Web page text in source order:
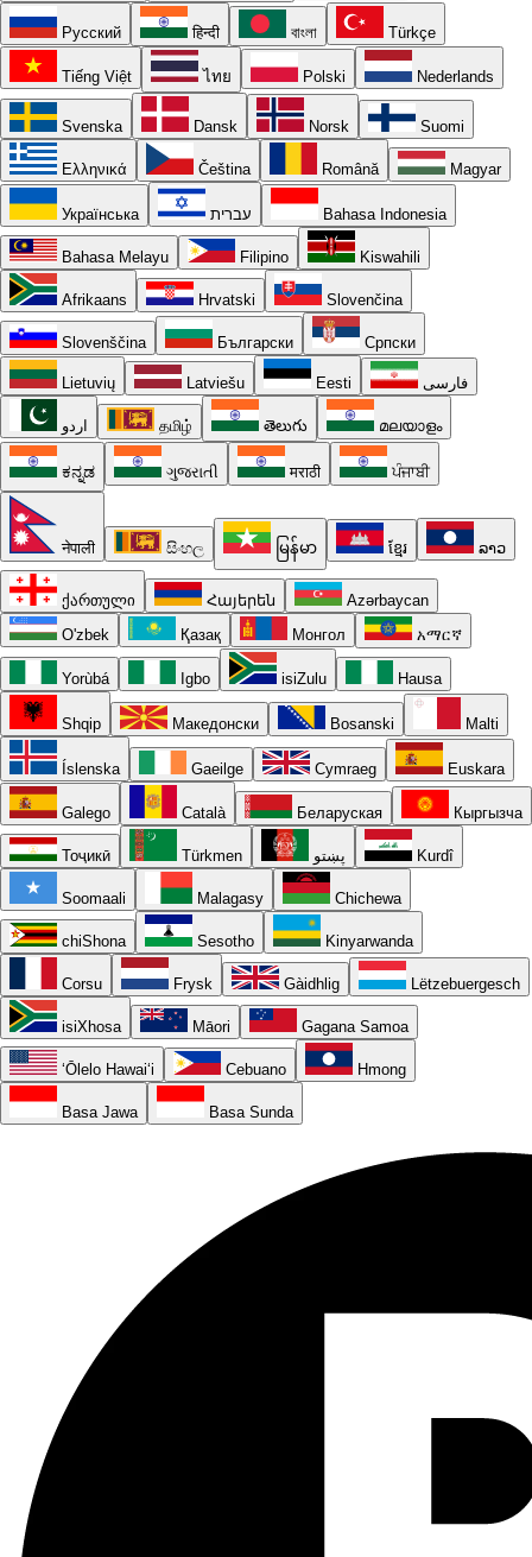
Русский हिन्दी বাংলা Türkçe
Tiếng Việt ไทย Polski Nederlands
Svenska Dansk Norsk Suomi
Ελληνικά Čeština Română Magyar
Українська עברית Bahasa Indonesia
Bahasa Melayu Filipino Kiswahili
Afrikaans Hrvatski Slovenčina
Slovenščina Български Српски
Lietuvių Latviešu Eesti فارسی
اردو தமிழ் తెలుగు മലയാളം
ಕನ್ನಡ ગુજરાતી मराठी ਪੰਜਾਬੀ
नेपाली සිංහල မြန်မာ ខ្មែរ ລາວ
ქართული Հայերեն
Azərbaycan
O'zbek
Қазақ Монгол አማርኛ
Yorùbá Igbo isiZulu Hausa
Shqip Македонски Bosanski Malti
Íslenska Gaeilge Cymraeg Euskara
Galego Català Беларуская Кыргызча
Тоҷикӣ Türkmen پښتو Kurdî
Soomaali Malagasy Chichewa
chiShona Sesotho Kinyarwanda
Corsu Frysk Gàidhlig Lëtzebuergesch
isiXhosa Māori Gagana Samoa
ʻŌlelo Hawaiʻi Cebuano Hmong
Basa Jawa Basa Sunda